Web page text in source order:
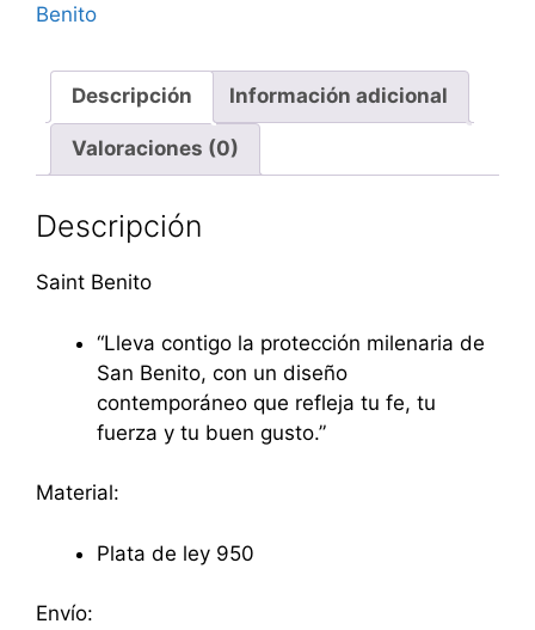
Benito
Descripción Información adicional
Valoraciones (0)
Descripción
Saint Benito
“Lleva contigo la protección milenaria de
San Benito, con un diseño
contemporáneo que refleja tu fe, tu
fuerza y tu buen gusto.”
Material:
Plata de ley 950
Envío: